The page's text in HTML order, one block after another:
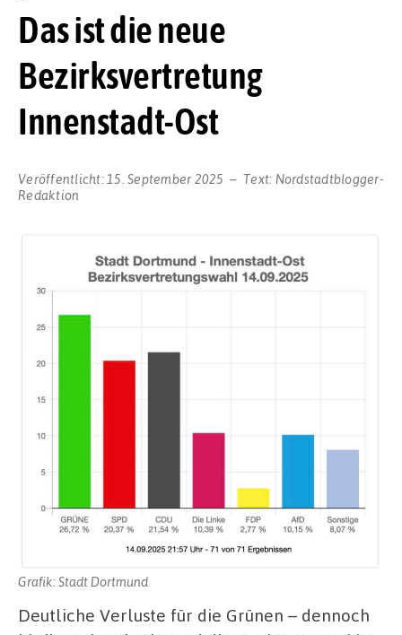
Das ist die neue
Bezirksvertretung
Innenstadt-Ost
Veröffentlicht: 15. September 2025 Text: Nordstadtblogger-
Redaktion
Grafik: Stadt Dortmund
Deutliche Verluste für die Grünen – dennoch